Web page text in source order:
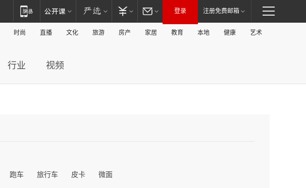
登录 注册免费邮箱
时尚 直播 文化 旅游 房产 家居 教育 本地 健康 艺术
行业 视频
跑车 旅行车 皮卡 微面